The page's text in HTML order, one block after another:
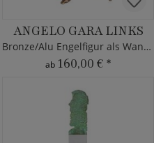
ANGELO GARA LINKS
Bronze/Alu Engelfigur als Wanddeko
ab 160,00 € *